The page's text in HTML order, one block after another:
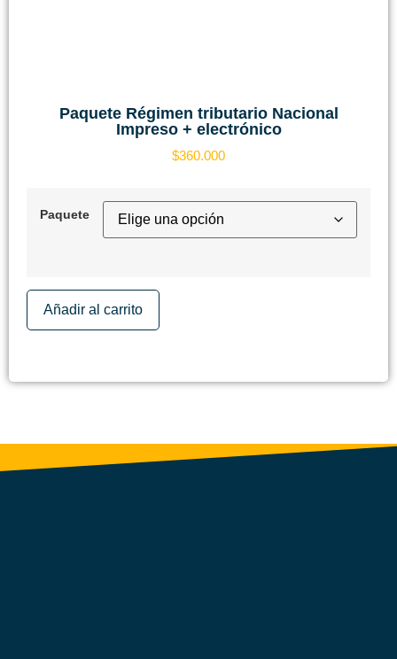
Paquete Régimen tributario Nacional
Impreso + electrónico
$360.000
Paquete
Añadir al carrito